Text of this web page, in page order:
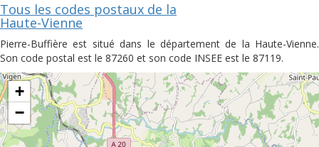
Tous les codes postaux de la
Haute-Vienne
Pierre-Buffière est situé dans le département de la Haute-Vienne.
Son code postal est le 87260 et son code INSEE est le 87119.
+
−